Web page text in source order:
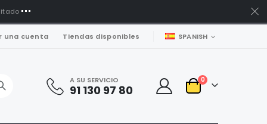
una cuenta Tiendas disponibles LENGUAJE
SPANISH
A SU SERVICIO
91 130 97 80 Carro
0artículos